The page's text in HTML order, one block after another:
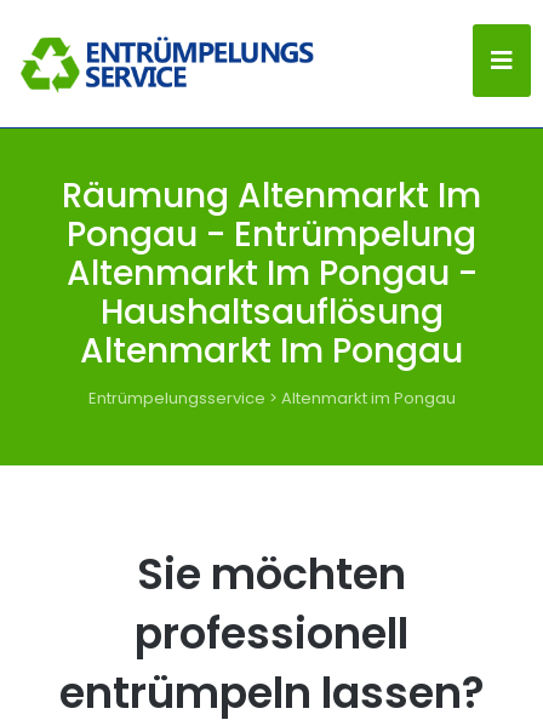
Räumung Altenmarkt Im
Pongau - Entrümpelung
Altenmarkt Im Pongau -
Haushaltsauflösung
Altenmarkt Im Pongau
Entrümpelungsservice > Altenmarkt im Pongau
Sie möchten
professionell
entrümpeln lassen?